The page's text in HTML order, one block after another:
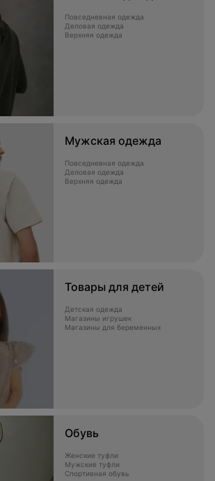
Повседневная одежда
Деловая одежда
Верхняя одежда
Мужская одежда
Повседневная одежда
Деловая одежда
Верхняя одежда
Товары для детей
Детская одежда
Магазины игрушек
Магазины для беременных
Обувь
Женские туфли
Мужские туфли
Спортивная обувь